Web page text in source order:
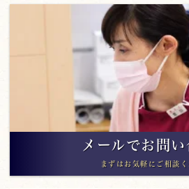
メールでお問
まずはお気軽にご相談